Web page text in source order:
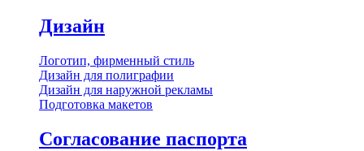
Дизайн
Логотип, фирменный стиль
Дизайн для полиграфии
Дизайн для наружной рекламы
Подготовка макетов
Согласование паспорта